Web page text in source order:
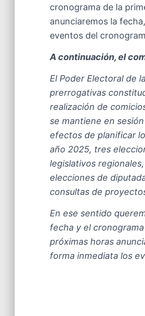
cronograma de la
anunciaremos la
eventos del
A continuación, el
El Poder Electoral de
prerrogativas
realización de
se mantiene en
efectos de planificar
año 2025, tres
legislativos
elecciones de
consultas de
En ese sentido
fecha y el
próximas horas
forma inmediata los